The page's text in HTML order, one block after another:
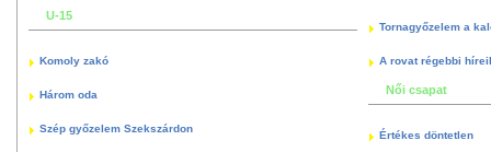
U-15
Komoly zakó
Három oda
Szép győzelem Szekszárdon
Tornagyőzelem a
A rovat régebbi
Női csapat
Értékes döntetlen